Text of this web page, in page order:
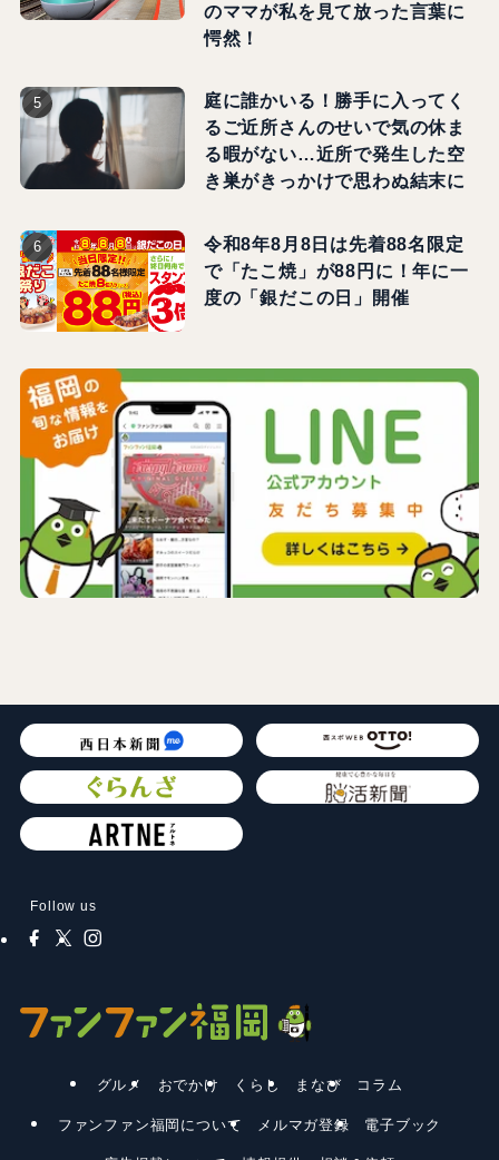
のママが私を見て放った言葉に
愕然！
庭に誰かいる！勝手に入ってく
るご近所さんのせいで気の休ま
る暇がない…近所で発生した空
き巣がきっかけで思わぬ結末に
令和8年8月8日は先着88名限定
で「たこ焼」が88円に！年に一
度の「銀だこの日」開催
Follow us
グルメ おでかけ くらし まなび コラム
ファンファン福岡について メルマガ登録 電子ブック